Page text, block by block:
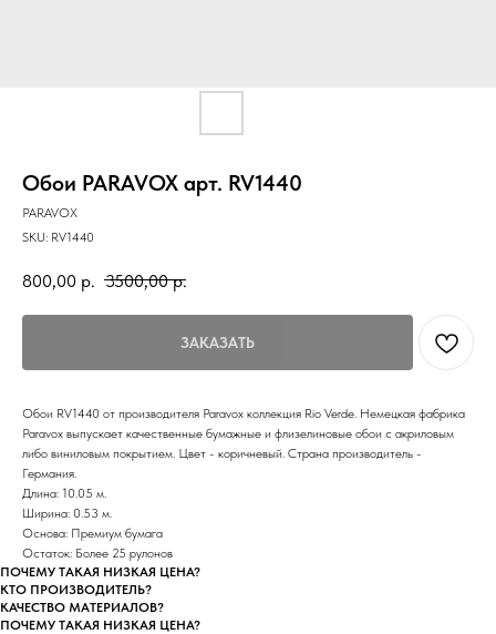
Обои PARAVOX арт. RV1440
PARAVOX
SKU: RV1440
800,00 р. 3500,00 р.
ЗАКАЗАТЬ
Обои RV1440 от производителя Paravox коллекция Rio Verde. Немецкая фабрика
Paravox выпускает качественные бумажные и флизелиновые обои с акриловым
либо виниловым покрытием. Цвет - коричневый. Страна производитель -
Германия.
Длина: 10.05 м.
Ширина: 0.53 м.
Основа: Премиум бумага
Остаток: Более 25 рулонов
ПОЧЕМУ ТАКАЯ НИЗКАЯ ЦЕНА?
КТО ПРОИЗВОДИТЕЛЬ?
КАЧЕСТВО МАТЕРИАЛОВ?
ПОЧЕМУ ТАКАЯ НИЗКАЯ ЦЕНА?